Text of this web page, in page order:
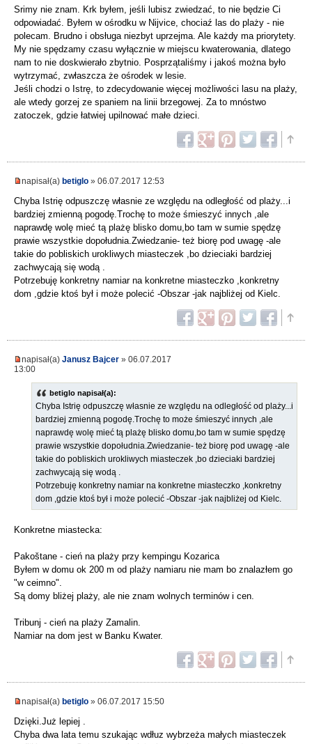
Srimy nie znam. Krk byłem, jeśli lubisz zwiedzać, to nie będzie Ci
odpowiadać. Byłem w ośrodku w Nijvice, chociaź las do plaży - nie
polecam. Brudno i obsługa niezbyt uprzejma. Ale każdy ma priorytety.
My nie spędzamy czasu wyłącznie w miejscu kwaterowania, dlatego
nam to nie doskwierało zbytnio. Posprzątaliśmy i jakoś można było
wytrzymać, zwłaszcza że ośrodek w lesie.
Jeśli chodzi o Istrę, to zdecydowanie więcej możliwości lasu na plaży,
ale wtedy gorzej ze spaniem na linii brzegowej. Za to mnóstwo
zatoczek, gdzie łatwiej upilnować małe dzieci.
napisał(a) betiglo » 06.07.2017 12:53
Chyba Istrię odpuszczę własnie ze względu na odległość od plaży...i
bardziej zmienną pogodę.Trochę to może śmieszyć innych ,ale
naprawdę wolę mieć tą plażę blisko domu,bo tam w sumie spędzę
prawie wszystkie dopołudnia.Zwiedzanie- też biorę pod uwagę -ale
takie do pobliskich urokliwych miasteczek ,bo dzieciaki bardziej
zachwycają się wodą .
Potrzebuję konkretny namiar na konkretne miasteczko ,konkretny
dom ,gdzie ktoś był i może polecić -Obszar -jak najbliżej od Kielc.
napisał(a) Janusz Bajcer » 06.07.2017
13:00
betiglo napisał(a):
Chyba Istrię odpuszczę własnie ze względu na odległość od plaży...i
bardziej zmienną pogodę.Trochę to może śmieszyć innych ,ale
naprawdę wolę mieć tą plażę blisko domu,bo tam w sumie spędzę
prawie wszystkie dopołudnia.Zwiedzanie- też biorę pod uwagę -ale
takie do pobliskich urokliwych miasteczek ,bo dzieciaki bardziej
zachwycają się wodą .
Potrzebuję konkretny namiar na konkretne miasteczko ,konkretny
dom ,gdzie ktoś był i może polecić -Obszar -jak najbliżej od Kielc.
Konkretne miastecka:
Pakoštane - cień na plaży przy kempingu Kozarica
Byłem w domu ok 200 m od plaży namiaru nie mam bo znalazłem go
"w ceimno".
Są domy bliżej plaży, ale nie znam wolnych terminów i cen.
Tribunj - cień na plaży Zamalin.
Namiar na dom jest w Banku Kwater.
napisał(a) betiglo » 06.07.2017 15:50
Dzięki.Już lepiej .
Chyba dwa lata temu szukając wdłuz wybrzeża małych miasteczek